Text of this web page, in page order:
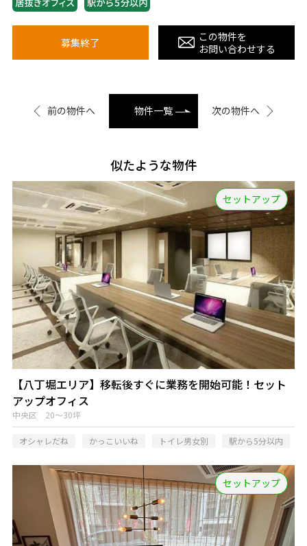
募集終了
この物件を
お問い合わせする
前の物件へ 物件一覧 次の物件へ
似たような物件
セットアップ
【八丁堀エリア】移転後すぐに業務を開始可能！セット
アップオフィス
中央区 20～30坪
オシャレだね かっこいいね トイレ男女別 駅から5分以内
セットアップ